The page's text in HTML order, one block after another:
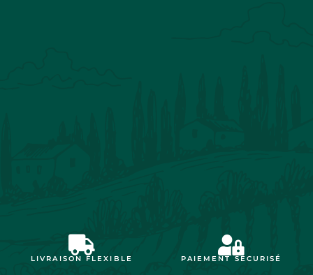
LIVRAISON FLEXIBLE PAIEMENT SÉCURISÉ